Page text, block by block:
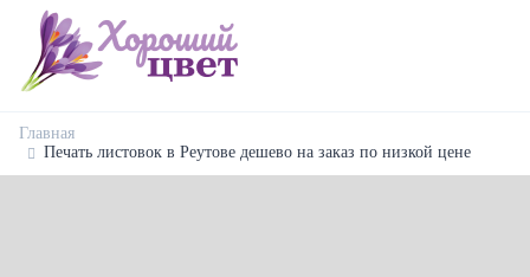
Главная
Печать листовок в Реутове дешево на заказ по низкой цене